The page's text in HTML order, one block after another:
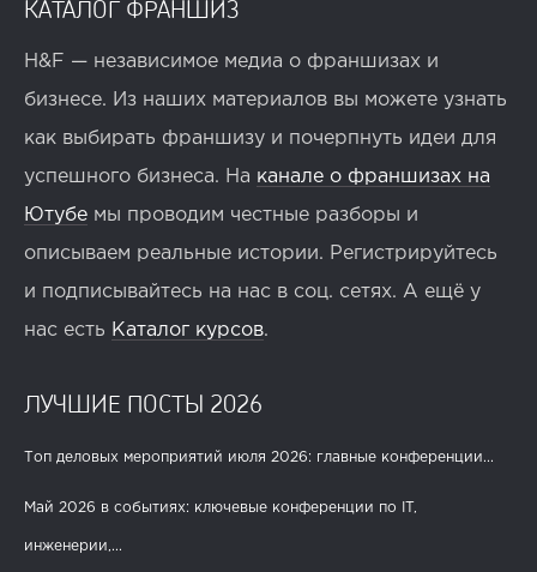
КАТАЛОГ ФРАНШИЗ
H&F — независимое медиа о франшизах и
бизнесе. Из наших материалов вы можете узнать
как выбирать франшизу и почерпнуть идеи для
успешного бизнеса. На канале о франшизах на
Ютубе мы проводим честные разборы и
описываем реальные истории. Регистрируйтесь
и подписывайтесь на нас в соц. сетях. А ещё у
нас есть Каталог курсов.
ЛУЧШИЕ ПОСТЫ 2026
Топ деловых мероприятий июля 2026: главные конференции...
Май 2026 в событиях: ключевые конференции по IT,
инженерии,...